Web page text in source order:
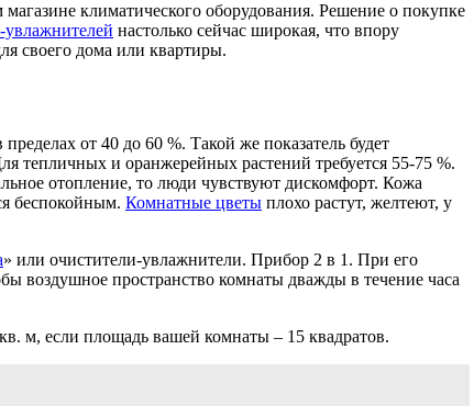
климатического оборудования. Решение о покупке
увлажнителей настолько сейчас широкая, что впору
своего дома или квартиры.
от 40 до 60 %. Такой же показатель будет
тепличных и оранжерейных растений требуется 55-75 %.
отопление, то люди чувствуют дискомфорт. Кожа
беспокойным. Комнатные цветы плохо растут, желтеют, у
» или очистители-увлажнители. Прибор 2 в 1. При его
воздушное пространство комнаты дважды в течение часа
м, если площадь вашей комнаты – 15 квадратов.